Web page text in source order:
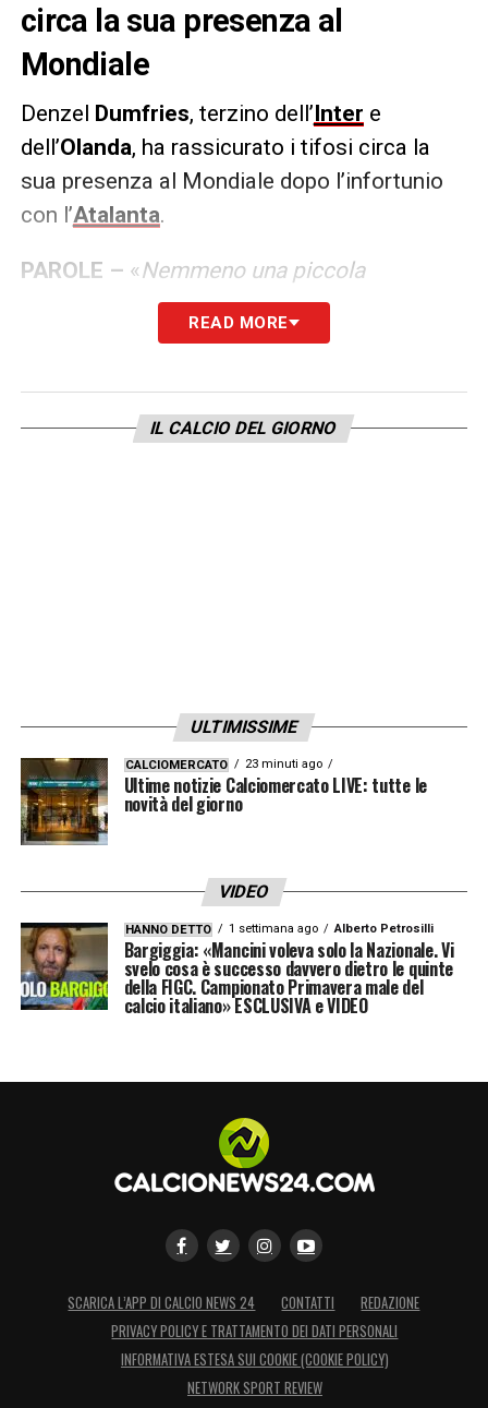
circa la sua presenza al
Mondiale
Denzel Dumfries, terzino dell’Inter e
dell’Olanda, ha rassicurato i tifosi circa la
sua presenza al Mondiale dopo l’infortunio
con l’Atalanta.
PAROLE – «Nemmeno una piccola
preoccupazione, certo che ci sarò. Potrei
giocare da titolare già contro il Senegal
quando è finita la partita mi sono sentito già
READ MORE
IL CALCIO DEL GIORNO
ULTIMISSIME
CALCIOMERCATO 23 minuti ago
Ultime notizie Calciomercato LIVE: tutte le
novità del giorno
VIDEO
HANNO DETTO 1 settimana ago Alberto Petrosilli
Bargiggia: «Mancini voleva solo la Nazionale. Vi
svelo cosa è successo davvero dietro le quinte
della FIGC. Campionato Primavera male del
calcio italiano» ESCLUSIVA e VIDEO
SCARICA L’APP DI CALCIO NEWS 24 CONTATTI
REDAZIONE
PRIVACY POLICY E TRATTAMENTO DEI DATI PERSONALI
INFORMATIVA ESTESA SUI COOKIE (COOKIE POLICY)
NETWORK SPORT REVIEW